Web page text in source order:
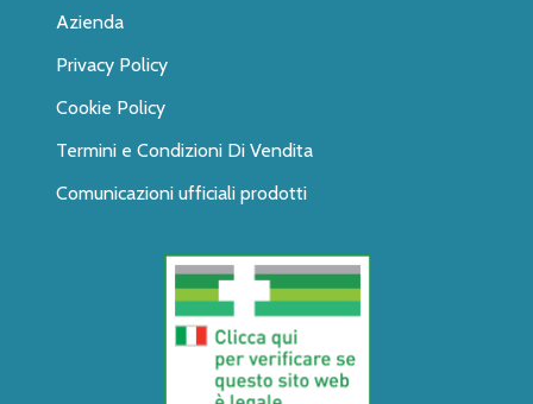
Azienda
Privacy Policy
Cookie Policy
Termini e Condizioni Di Vendita
Comunicazioni ufficiali prodotti